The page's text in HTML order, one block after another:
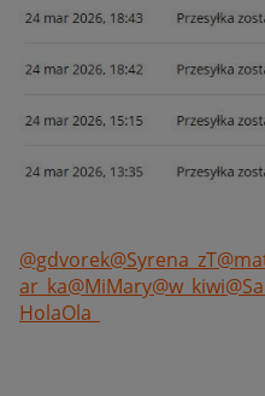
@gdvorek@Syrena_zT
ar_ka@MiMary@w_kiwi
HolaOla_